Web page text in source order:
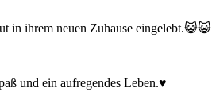
in ihrem neuen Zuhause eingelebt.😺😺
und ein aufregendes Leben.♥